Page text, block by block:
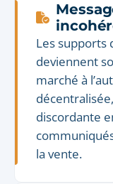
Les supports
deviennent
marché à
discordante
la vente.